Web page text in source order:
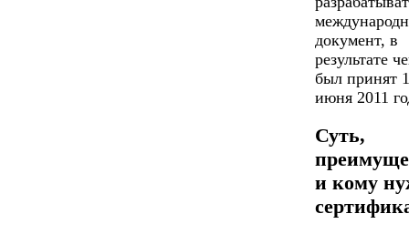
документ, в
результате
был принят
июня 2011
Суть,
и кому